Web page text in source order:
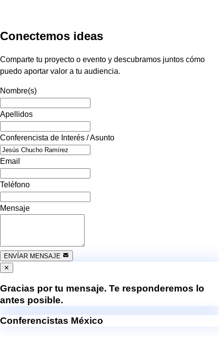
Conectemos ideas
Comparte tu proyecto o evento y descubramos juntos cómo
puedo aportar valor a tu audiencia.
Nombre(s)
Apellidos
Conferencista de Interés / Asunto
Email
Teléfono
Mensaje
ENVÍAR MENSAJE
✕
Gracias por tu mensaje. Te responderemos lo
antes posible.
Conferencistas México